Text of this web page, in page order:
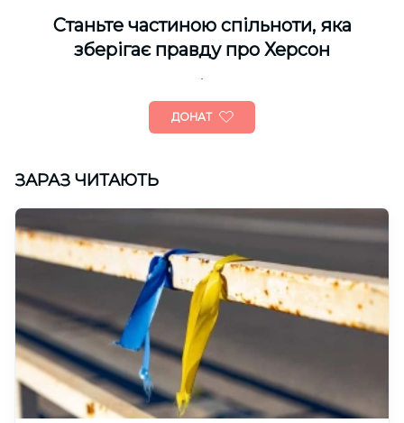
Cтаньте частиною спільноти, яка
зберігає правду про Херсон
ДОНАТ
ЗАРАЗ ЧИТАЮТЬ